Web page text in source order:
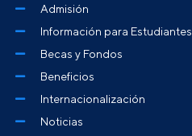
Admisión
Información para Estudiantes
Becas y Fondos
Beneficios
Internacionalización
Noticias